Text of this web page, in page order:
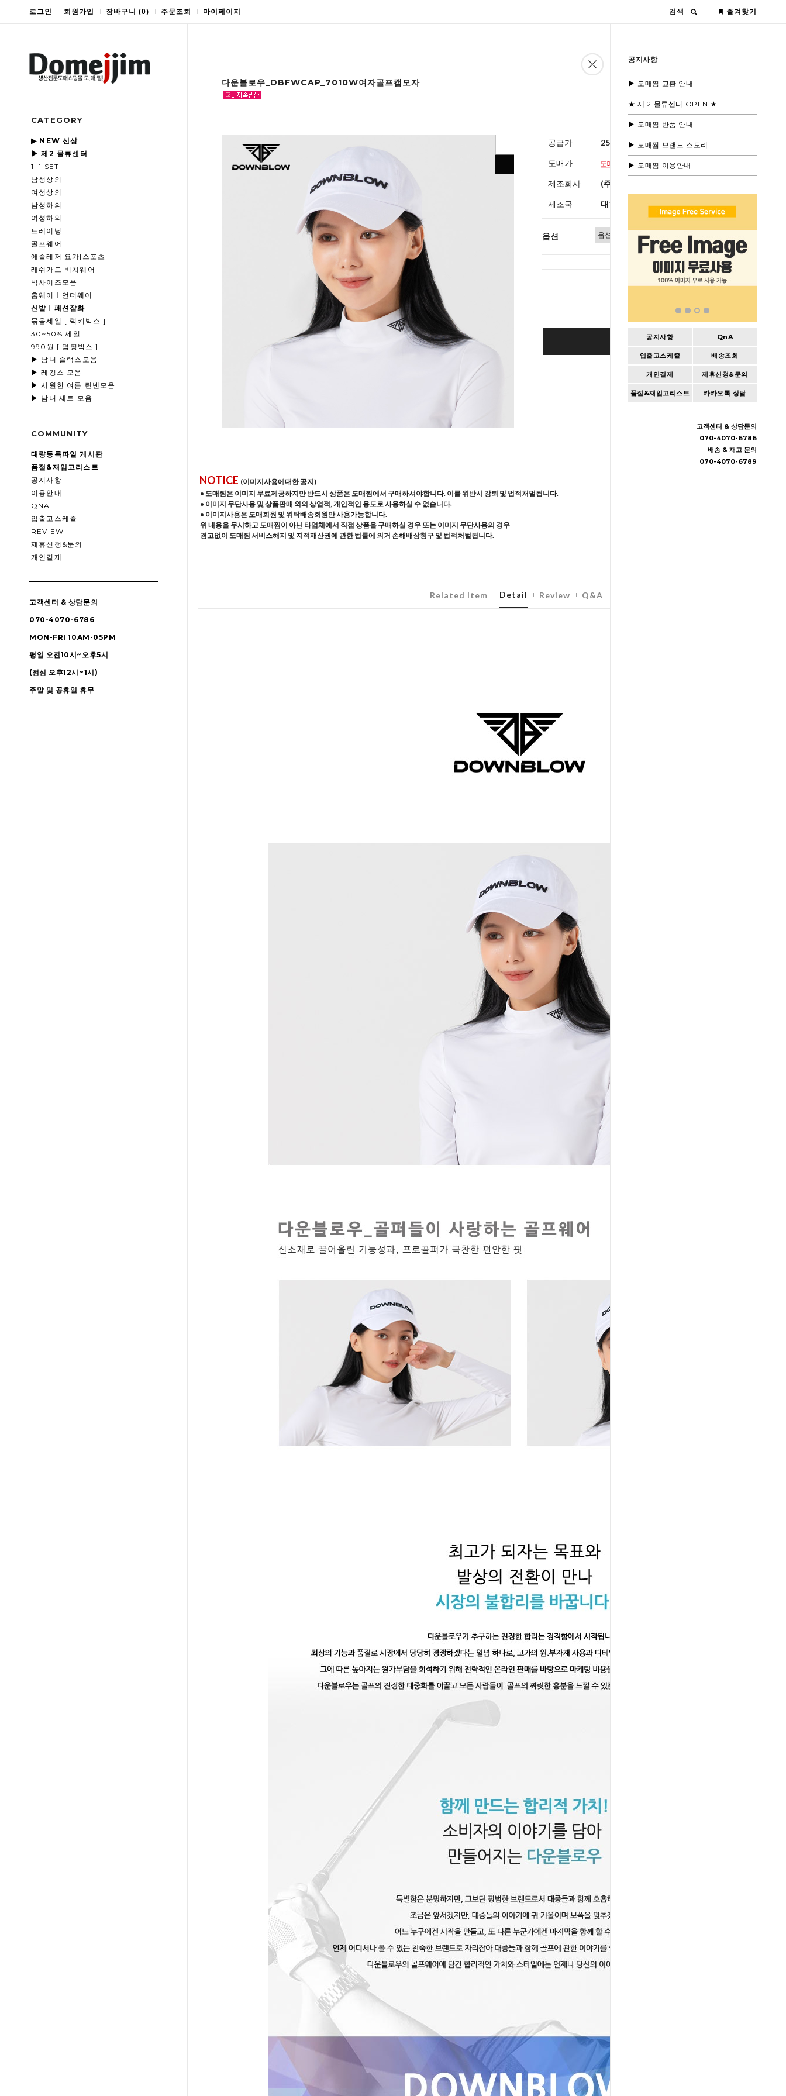
로그인 회원가입 장바구니 (0) 주문조회 마이페이지 검색 즐겨찾기
CATEGORY
▶ NEW 신상
▶ 제2 물류센터
1+1 SET
남성상의
여성상의
남성하의
여성하의
트레이닝
골프웨어
애슬레저|요가|스포츠
래쉬가드|비치웨어
빅사이즈모음
홈웨어ㅣ언더웨어
신발ㅣ패션잡화
묶음세일 [ 럭키박스 ]
30~50% 세일
990원 [ 덤핑박스 ]
▶ 남녀 슬랙스모음
▶ 레깅스 모음
▶ 시원한 여름 린넨모음
▶ 남녀 세트 모음
COMMUNITY
대량등록파일 게시판
품절&재입고리스트
공지사항
이용안내
QNA
입출고스케쥴
REVIEW
제휴신청&문의
개인결제
고객센터 & 상담문의
070-4070-6786
MON-FRI 10AM-05PM
평일 오전10시~오후5시
(점심 오후12시~1시)
주말 및 공휴일 휴무
공지사항
▶ 도매찜 교환 안내
★ 제 2 물류센터 OPEN ★
▶ 도매찜 반품 안내
▶ 도매찜 브랜드 스토리
▶ 도매찜 이용안내
공지사항 QnA
입출고스케쥴 배송조회
개인결제 제휴신청&문의
품절&재입고리스트 카카오톡 상담
고객센터 & 상담문의
070-4070-6786
배송 & 재고 문의
070-4070-6789
다운블로우_DBFWCAP_7010W여자골프캡모자
공급가 25,600원(부가세별도)
도매가
제조회사 (주)블루모드
제조국 대한민국
옵션
총 상품
BUY IT NOW
Cart | Wishlist
NOTICE (이미지사용에대한 공지)
• 도매찜은 이미지 무료제공하지만 반드시 상품은 도매찜에서 구매하셔야합니다. 이를 위반시 강퇴 및 법적처벌됩니다.
• 이미지 무단사용 및 상품판매 외의 상업적, 개인적인 용도로 사용하실 수 없습니다.
• 이미지사용은 도매회원 및 위탁배송회원만 사용가능합니다.
위 내용을 무시하고 도매찜이 아닌 타업체에서 직접 상품을 구매하실 경우 또는 이미지 무단사용의 경우
경고없이 도매찜 서비스해지 및 지적재산권에 관한 법률에 의거 손해배상청구 및 법적처벌됩니다.
Related Item Detail Review Q&A